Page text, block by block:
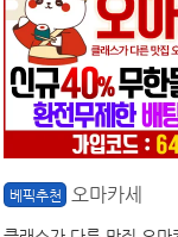
베픽추천 오마카세